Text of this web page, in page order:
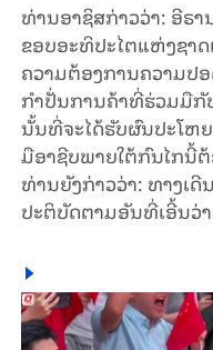
ທ່ານອາຊິສກ່າວວ່າ: ອີຣາ
ຂອບອະທິປະໄຕແຫ່ງຊາ
ຄວາມຕ້ອງການຄວາມປ
ກຳປັ່ນການຄ້າທີ່ຮ່ວມມືກັ
ນັ້ນທີ່ຈະໄດ້ຮັບຜົນປະໂຫ
ມືອາຊີບພາຍໃຕ້ກົນໄກນີ້
ທ່ານຍັງກ່າວວ່າ: ທາງເດີ
ປະຕິບັດຕາມອັນທີ່ເອີ້ນວ່